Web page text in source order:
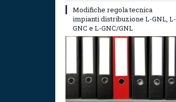
Modifiche regola tecnica
impianti distribuzione L-GNL, L-
GNC e L-GNC/GNL